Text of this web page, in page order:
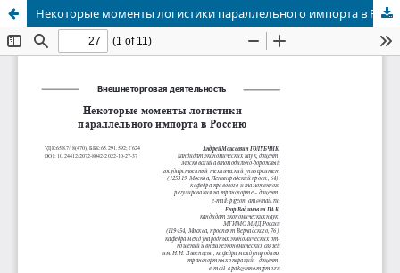
Некоторые моменты логистики параллельного импорта в Россию